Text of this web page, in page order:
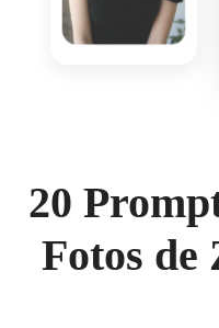
20
Fotos de